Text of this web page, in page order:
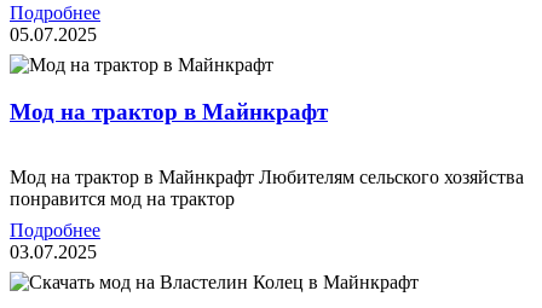
Подробнее
05.07.2025
Мод на трактор в Майнкрафт
Мод на трактор в Майнкрафт Любителям сельского хозяйства
понравится мод на трактор
Подробнее
03.07.2025